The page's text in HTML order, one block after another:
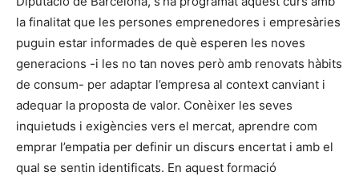
la finalitat que les persones emprenedores i empresàries
puguin estar informades de què esperen les noves
generacions -i les no tan noves però amb renovats hàbits
de consum- per adaptar l’empresa al context canviant i
adequar la proposta de valor. Conèixer les seves
inquietuds i exigències vers el mercat, aprendre com
emprar l’empatia per definir un discurs encertat i amb el
qual se sentin identificats. En aquest formació